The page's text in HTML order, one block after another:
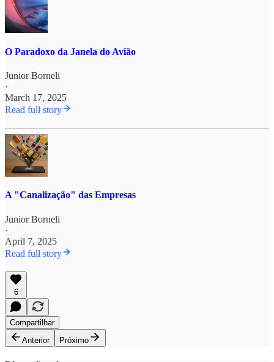
O Paradoxo da Janela do Avião
Junior Borneli
·
March 17, 2025
Read full story
A "Canalização" das Empresas
Junior Borneli
·
April 7, 2025
Read full story
6
Compartilhar
Anterior
Próximo